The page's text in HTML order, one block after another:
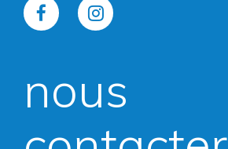
Lien
le
Lien
le
nous